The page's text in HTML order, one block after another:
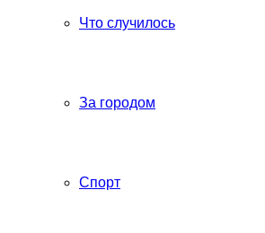
Что случилось
За городом
Спорт